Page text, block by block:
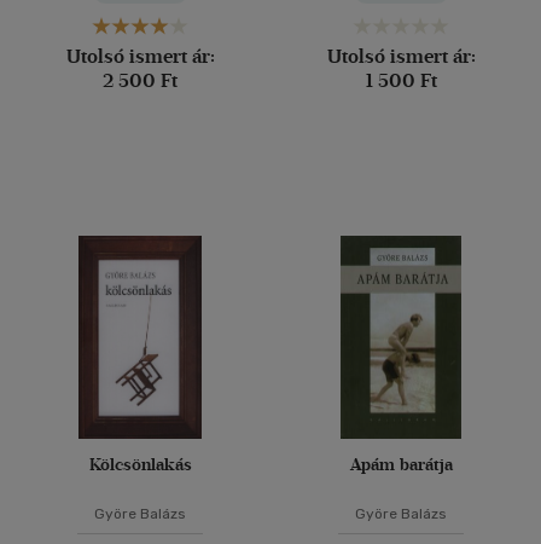
Utolsó ismert ár:
2 500 Ft
Utolsó ismert ár:
1 500 Ft
Kölcsönlakás
Györe Balázs
Apám barátja
Györe Balázs